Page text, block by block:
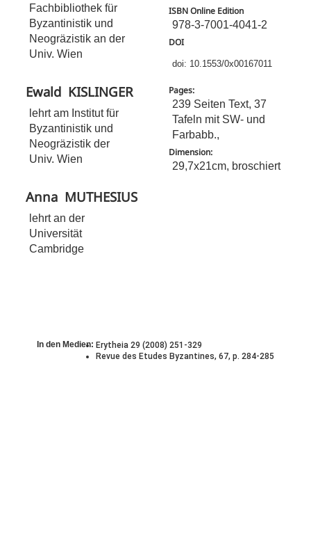
Fachbibliothek für
Byzantinistik und
Neogräzistik an der
Univ. Wien
Ewald KISLINGER
lehrt am Institut für
Byzantinistik und
Neogräzistik der
Univ. Wien
Anna MUTHESIUS
lehrt an der
Universität
Cambridge
ISBN Online Edition
978-3-7001-4041-2
DOI
doi: 10.1553/0x00167011
Pages:
239 Seiten Text, 37
Tafeln mit SW- und
Farbabb.,
Dimension:
29,7x21cm, broschiert
In den Medien: Erytheia 29 (2008) 251-329
Revue des Etudes Byzantines, 67, p. 284-285